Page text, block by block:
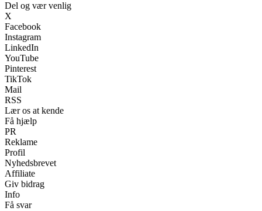
Del og vær venlig
X
Facebook
Instagram
LinkedIn
YouTube
Pinterest
TikTok
Mail
RSS
Lær os at kende
Få hjælp
PR
Reklame
Profil
Nyhedsbrevet
Affiliate
Giv bidrag
Info
Få svar